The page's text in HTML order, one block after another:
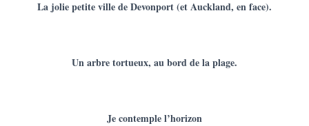
La jolie petite ville de Devonport (et Auckland, en face).
Un arbre tortueux, au bord de la plage.
Je contemple l’horizon